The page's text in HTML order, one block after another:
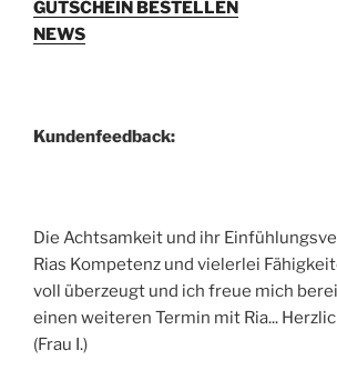
GUTSCHEIN BESTELLEN
NEWS
Kundenfeedback:
Die Achtsamkeit und ihr
Rias Kompetenz und vielerlei
voll überzeugt und ich freue mich
einen weiteren Termin mit Ria...
(Frau I.)